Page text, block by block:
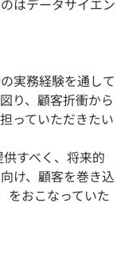
はデータサイエン
実務経験を通して
り、顧客折衝から
っていただきたい
すべく、将来的
け、顧客を巻き込
をおこなっていた